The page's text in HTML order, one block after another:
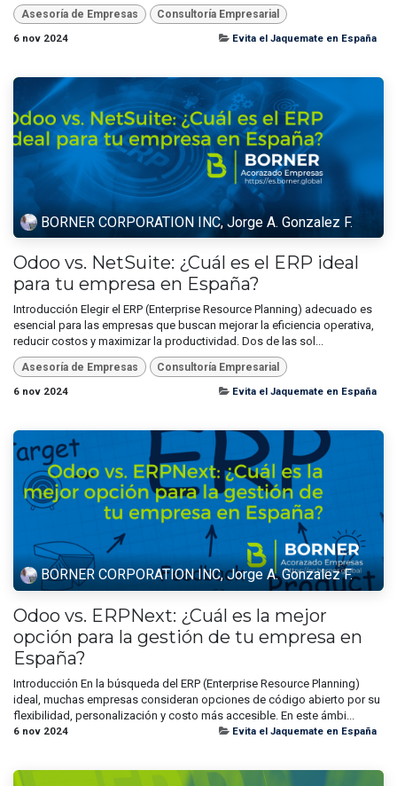
Asesoría de Empresas
Consultoría Empresarial
6 nov 2024
Evita el Jaquemate en España
BORNER CORPORATION INC, Jorge A. Gonzalez F.
Odoo vs. NetSuite: ¿Cuál es el ERP ideal
para tu empresa en España?
Introducción Elegir el ERP (Enterprise Resource Planning) adecuado es
esencial para las empresas que buscan mejorar la eficiencia operativa,
reducir costos y maximizar la productividad. Dos de las sol...
Asesoría de Empresas
Consultoría Empresarial
6 nov 2024
Evita el Jaquemate en España
BORNER CORPORATION INC, Jorge A. Gonzalez F.
Odoo vs. ERPNext: ¿Cuál es la mejor
opción para la gestión de tu empresa en
España?
Introducción En la búsqueda del ERP (Enterprise Resource Planning)
ideal, muchas empresas consideran opciones de código abierto por su
flexibilidad, personalización y costo más accesible. En este ámbi...
6 nov 2024 Evita el Jaquemate en España